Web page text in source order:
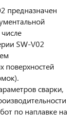
предназначен
SW-V02
сварки,
по наплавке на